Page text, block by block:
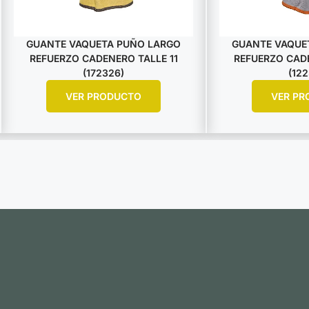
GUANTE VAQUETA PUÑO LARGO
REFUERZO CADENERO TALLE 11
(172326)
VER PRODUCTO
GUANTE
REFUERZO
VER